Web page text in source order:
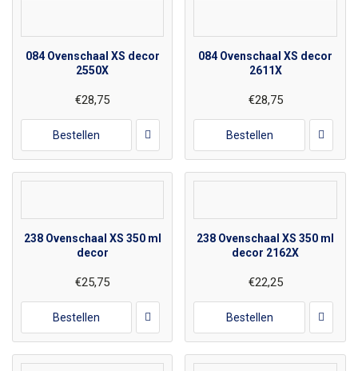
084 Ovenschaal XS decor
2550X
€28,75
Bestellen
084 Ovenschaal XS decor
2611X
€28,75
Bestellen
238 Ovenschaal XS 350 ml
decor
€25,75
Bestellen
238 Ovenschaal XS 350 ml
decor 2162X
€22,25
Bestellen